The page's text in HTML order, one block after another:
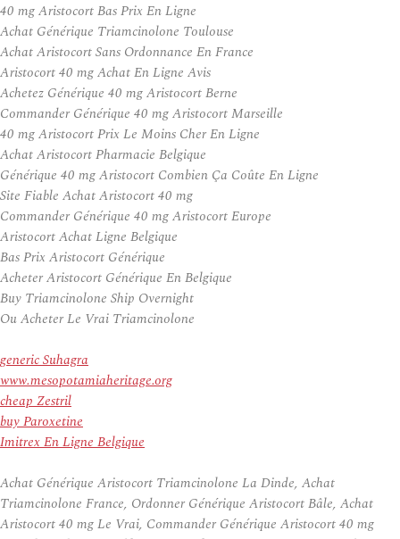
40 mg Aristocort Bas Prix En Ligne
Achat Générique Triamcinolone Toulouse
Achat Aristocort Sans Ordonnance En France
Aristocort 40 mg Achat En Ligne Avis
Achetez Générique 40 mg Aristocort Berne
Commander Générique 40 mg Aristocort Marseille
40 mg Aristocort Prix Le Moins Cher En Ligne
Achat Aristocort Pharmacie Belgique
Générique 40 mg Aristocort Combien Ça Coûte En Ligne
Site Fiable Achat Aristocort 40 mg
Commander Générique 40 mg Aristocort Europe
Aristocort Achat Ligne Belgique
Bas Prix Aristocort Générique
Acheter Aristocort Générique En Belgique
Buy Triamcinolone Ship Overnight
Ou Acheter Le Vrai Triamcinolone
generic Suhagra
www.mesopotamiaheritage.org
cheap Zestril
buy Paroxetine
Imitrex En Ligne Belgique
Achat Générique Aristocort Triamcinolone La Dinde, Achat
Triamcinolone France, Ordonner Générique Aristocort Bâle, Achat
Aristocort 40 mg Le Vrai, Commander Générique Aristocort 40 mg